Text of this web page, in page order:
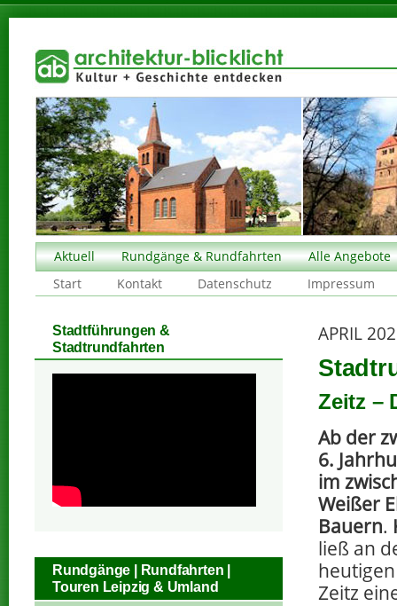
Aktuell Rundgänge & Rundfahrten
Alle Angebote
Start
Kontakt Datenschutz Impressum
APRIL
Zeitz –
Ab der
6.
im
Weißer
Bauern.
ließ an
Zeitz
Stadtführungen &
Stadtrundfahrten
Rundgänge | Rundfahrten |
Touren Leipzig & Umland